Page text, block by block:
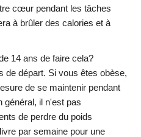
cœur pendant les tâches
à brûler des calories et à
14 ans de faire cela?
de départ. Si vous êtes obèse,
de se maintenir pendant
général, il n'est pas
de perdre du poids
par semaine pour une